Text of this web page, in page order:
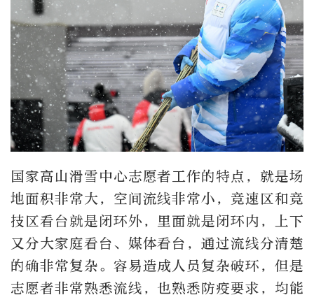
国家高山滑雪中心志愿者工作的特点，就是场
地面积非常大，空间流线非常小，竞速区和竞
技区看台就是闭环外，里面就是闭环内，上下
又分大家庭看台、媒体看台，通过流线分清楚
的确非常复杂。容易造成人员复杂破环，但是
志愿者非常熟悉流线，也熟悉防疫要求，均能